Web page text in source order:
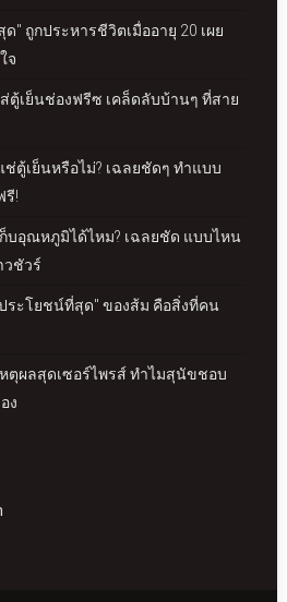
" ถูกประหารชีวิตเมื่ออายุ 20 เผย
จ
ตู้เย็นช่องฟรีซ เคล็ดลับบ้านๆ ที่สาย
ช่ตู้เย็นหรือไม่? เฉลยชัดๆ ทำแบบ
รี!
บอุณหภูมิได้ไหม? เฉลยชัด แบบไหน
วชัวร์
ระโยชน์ที่สุด" ของส้ม คือสิ่งที่คน
ตุผลสุดเซอร์ไพรส์ ทำไมสุนัขชอบ
ง